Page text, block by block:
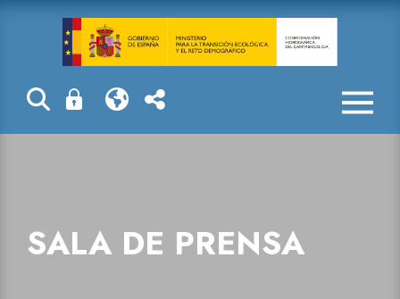
Sala de prensa
SALA DE PRENSA